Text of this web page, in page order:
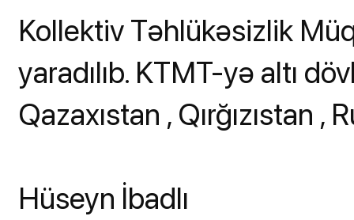
Kollektiv Təhlükəsizlik
yaradılıb. KTMT-yə altı
Qazaxıstan , Qırğızıstan ,
Hüseyn İbadlı